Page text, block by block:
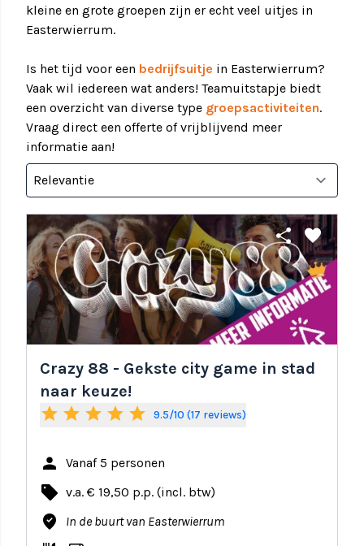
kleine en grote groepen zijn er echt veel uitjes in
Easterwierrum.
Is het tijd voor een bedrijfsuitje in Easterwierrum?
Vaak wil iedereen wat anders! Teamuitstapje biedt
een overzicht van diverse type groepsactiviteiten.
Vraag direct een offerte of vrijblijvend meer
informatie aan!
share favorite
Crazy 88 - Gekste city game in stad
naar keuze!
star star star star star 9.5/10 (17 reviews)
person Vanaf 5 personen
local_offer v.a. € 19,50 p.p. (incl. btw)
where_to_vote In de buurt van Easterwierrum